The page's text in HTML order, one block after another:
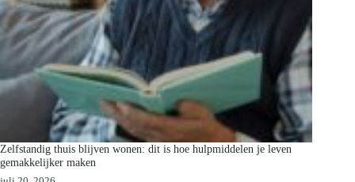
Zelfstandig thuis blijven wonen: dit is hoe hulpmiddelen je leven
gemakkelijker maken